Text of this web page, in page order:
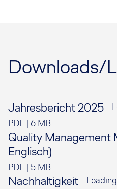
Downloads/
Jahresbericht 2025
PDF | 6 MB
Quality Management
Englisch)
PDF | 5 MB
Nachhaltigkeit